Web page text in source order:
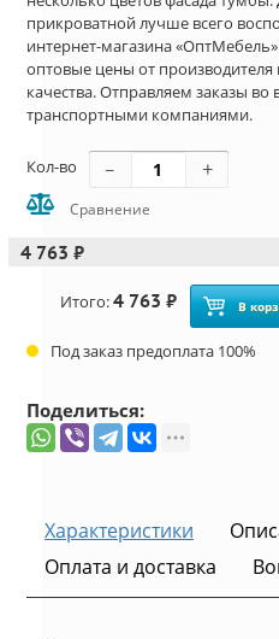
прикроватной лучше всего
интернет-магазина
оптовые цены от
качества. Отправляем заказы во
транспортными компаниями.
Кол-во
Сравнение
4 763 ₽
Итого:4 763 ₽ В
Под заказ предоплата 100%
Поделиться:
Характеристики
Оплата и доставка